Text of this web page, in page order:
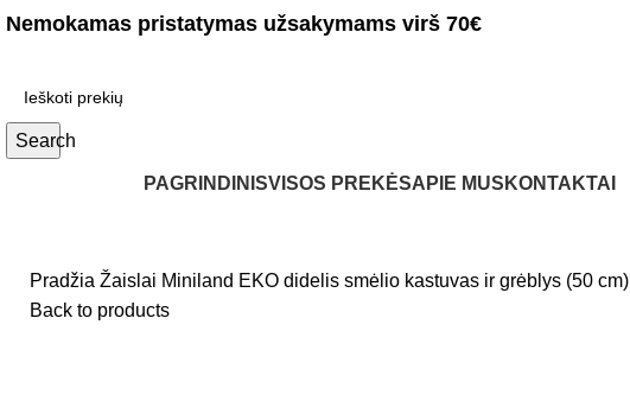
Nemokamas pristatymas užsakymams virš 70€
Search
PAGRINDINISVISOS PREKĖSAPIE MUS KONTAKTAI
Pradžia Žaislai Miniland EKO didelis smėlio kastuvas ir grėblys (50 cm)
Back to products